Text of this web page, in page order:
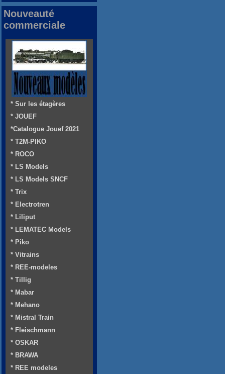
Nouveauté
commerciale
* Sur les étagères
* JOUEF
*Catalogue Jouef 2021
* T2M-PIKO
* ROCO
* LS Models
* LS Models SNCF
* Trix
* Electrotren
* Liliput
* LEMATEC Models
* Piko
* Vitrains
* REE-modeles
* Tillig
* Mabar
* Mehano
* Mistral Train
* Fleischmann
* OSKAR
* BRAWA
* REE modeles